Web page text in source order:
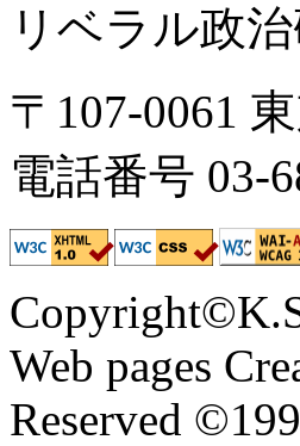
リベラル政
〒107-0061
電話番号 03-
Web pages
Reserved